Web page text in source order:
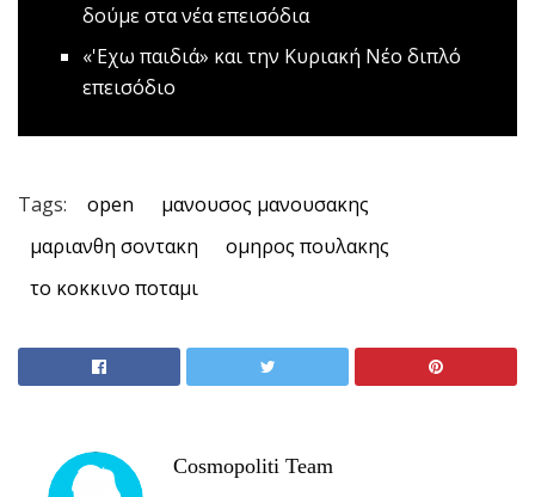
δούμε στα νέα επεισόδια
«'Εχω παιδιά» και την Κυριακή Νέο διπλό
επεισόδιο
Tags: open
μανουσος μανουσακης
μαριανθη σοντακη
ομηρος πουλακης
το κοκκινο ποταμι
Cosmopoliti Team